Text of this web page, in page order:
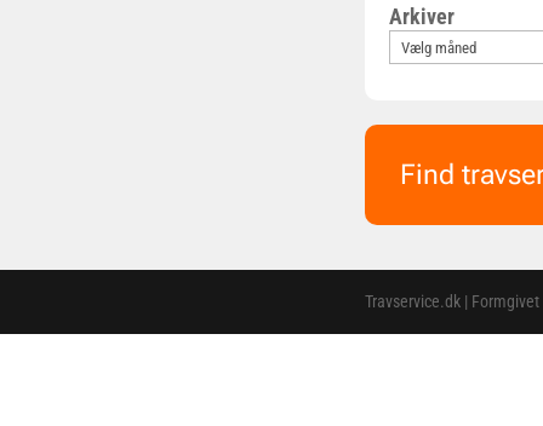
Arkiver
Find
Travservice.dk |